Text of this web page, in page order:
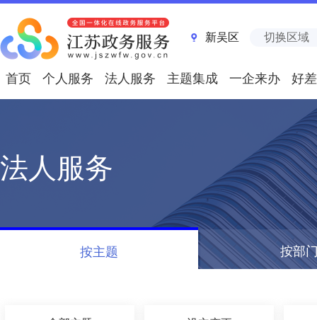
新吴区 切换区域
首页 个人服务 法人服务 主题集成 一企来办 好
法人服务
按主题 按部